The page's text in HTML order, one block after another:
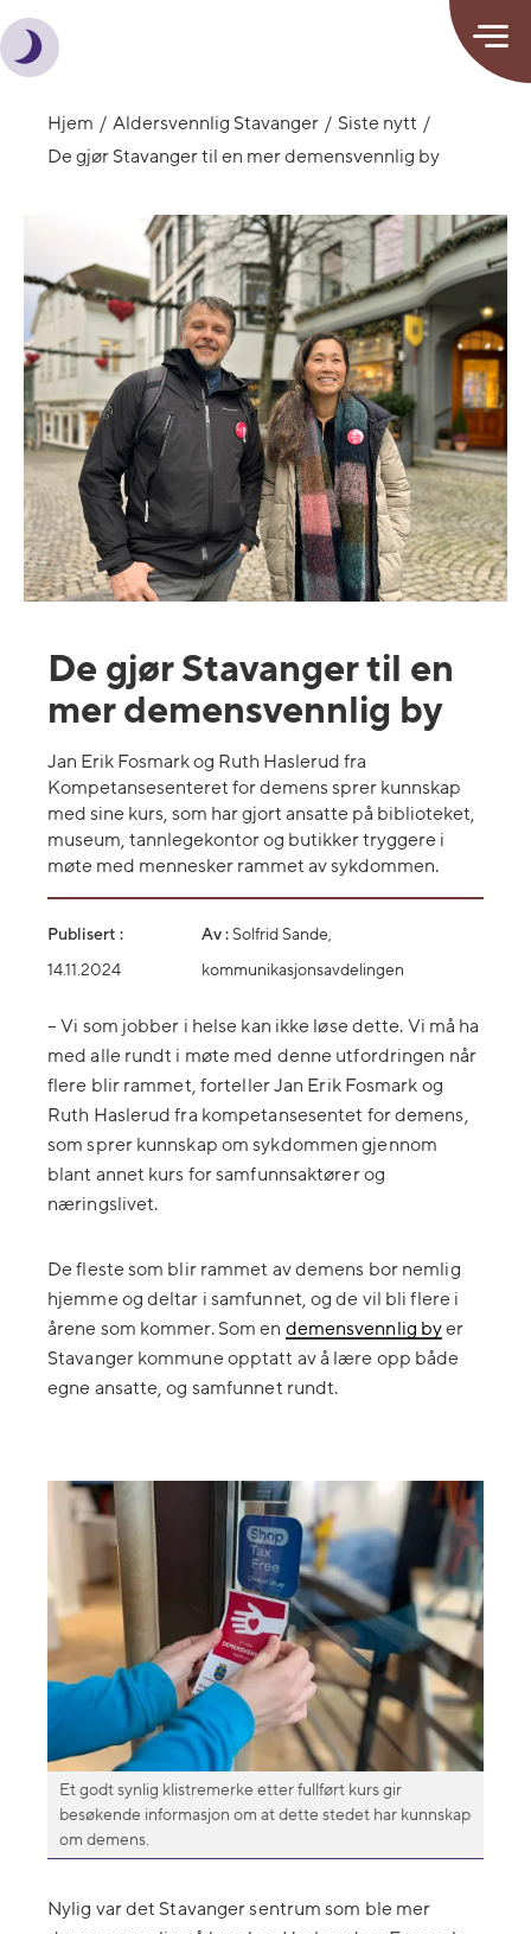
Hjem Aldersvennlig Stavanger
Siste nytt
De gjør Stavanger til en mer demensvennlig by
De gjør Stavanger til en
mer demensvennlig by
Jan Erik Fosmark og Ruth Haslerud fra
Kompetansesenteret for demens sprer kunnskap
med sine kurs, som har gjort ansatte på biblioteket,
museum, tannlegekontor og butikker tryggere i
møte med mennesker rammet av sykdommen.
Publisert :
14.11.2024
Av :Solfrid Sande,
kommunikasjonsavdelingen
– Vi som jobber i helse kan ikke løse dette. Vi må ha
med alle rundt i møte med denne utfordringen når
flere blir rammet, forteller Jan Erik Fosmark og
Ruth Haslerud fra kompetansesentet for demens,
som sprer kunnskap om sykdommen gjennom
blant annet kurs for samfunnsaktører og
næringslivet.
De fleste som blir rammet av demens bor nemlig
hjemme og deltar i samfunnet, og de vil bli flere i
årene som kommer. Som en demensvennlig byer
Stavanger kommune opptatt av å lære opp både
egne ansatte, og samfunnet rundt.
Et godt synlig klistremerke etter fullført kurs gir
besøkende informasjon om at dette stedet har kunnskap
om demens.
Nylig var det Stavanger sentrum som ble mer